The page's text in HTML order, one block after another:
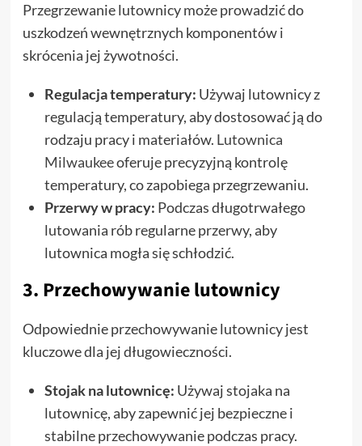
Przegrzewanie lutownicy może prowadzić do
uszkodzeń wewnętrznych komponentów i
skrócenia jej żywotności.
Regulacja temperatury: Używaj lutownicy z
regulacją temperatury, aby dostosować ją do
rodzaju pracy i materiałów. Lutownica
Milwaukeeoferuje precyzyjną kontrolę
temperatury, co zapobiega przegrzewaniu.
Przerwy w pracy: Podczas długotrwałego
lutowania rób regularne przerwy, aby
lutownica mogła się schłodzić.
3. Przechowywanie lutownicy
Odpowiednie przechowywanie lutownicy jest
kluczowe dla jej długowieczności.
Stojak na lutownicę: Używaj stojaka na
lutownicę, aby zapewnić jej bezpieczne i
stabilne przechowywanie podczas pracy.